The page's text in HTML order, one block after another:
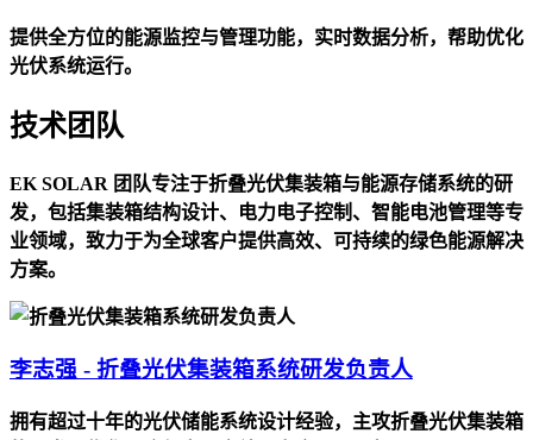
提供全方位的能源监控与管理功能，实时数据分析，帮助优化
光伏系统运行。
技术团队
EK SOLAR 团队专注于折叠光伏集装箱与能源存储系统的研
发，包括集装箱结构设计、电力电子控制、智能电池管理等专
业领域，致力于为全球客户提供高效、可持续的绿色能源解决
方案。
李志强 - 折叠光伏集装箱系统研发负责人
拥有超过十年的光伏储能系统设计经验，主攻折叠光伏集装箱